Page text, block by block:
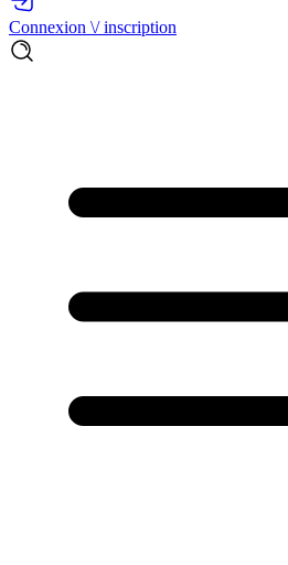
Connexion \/ inscription